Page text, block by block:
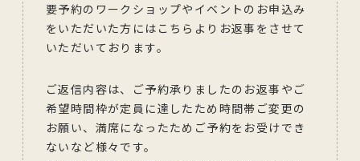
要予約のワークショップやイベントのお申込み
をいただいた方にはこちらよりお返事をさせて
いただいております。
ご返信内容は、ご予約承りましたのお返事やご
希望時間枠が定員に達したため時間帯ご変更の
お願い、満席になったためご予約をお受けでき
ないなど様々です。